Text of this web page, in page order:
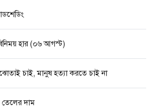
হার (০৬ আগস্ট)
চাই, মানুষ হত্যা করতে চাই না
তেলের দাম